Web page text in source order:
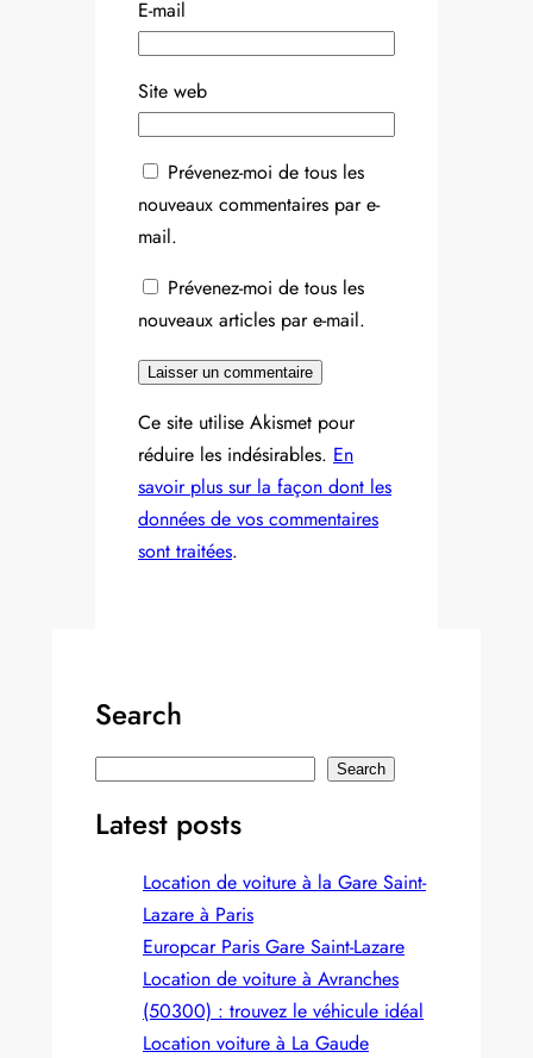
E-mail
Site web
Prévenez-moi de tous les
nouveaux commentaires par e-
mail.
Prévenez-moi de tous les
nouveaux articles par e-mail.
Ce site utilise Akismet pour
réduire les indésirables. En
savoir plus sur la façon dont les
données de vos commentaires
sont traitées.
Search
a
Search
Latest posts
Location de voiture à la Gare Saint-
Lazare à Paris
Europcar Paris Gare Saint‑Lazare
Location de voiture à Avranches
(50300) : trouvez le véhicule idéal
Location voiture à La Gaude